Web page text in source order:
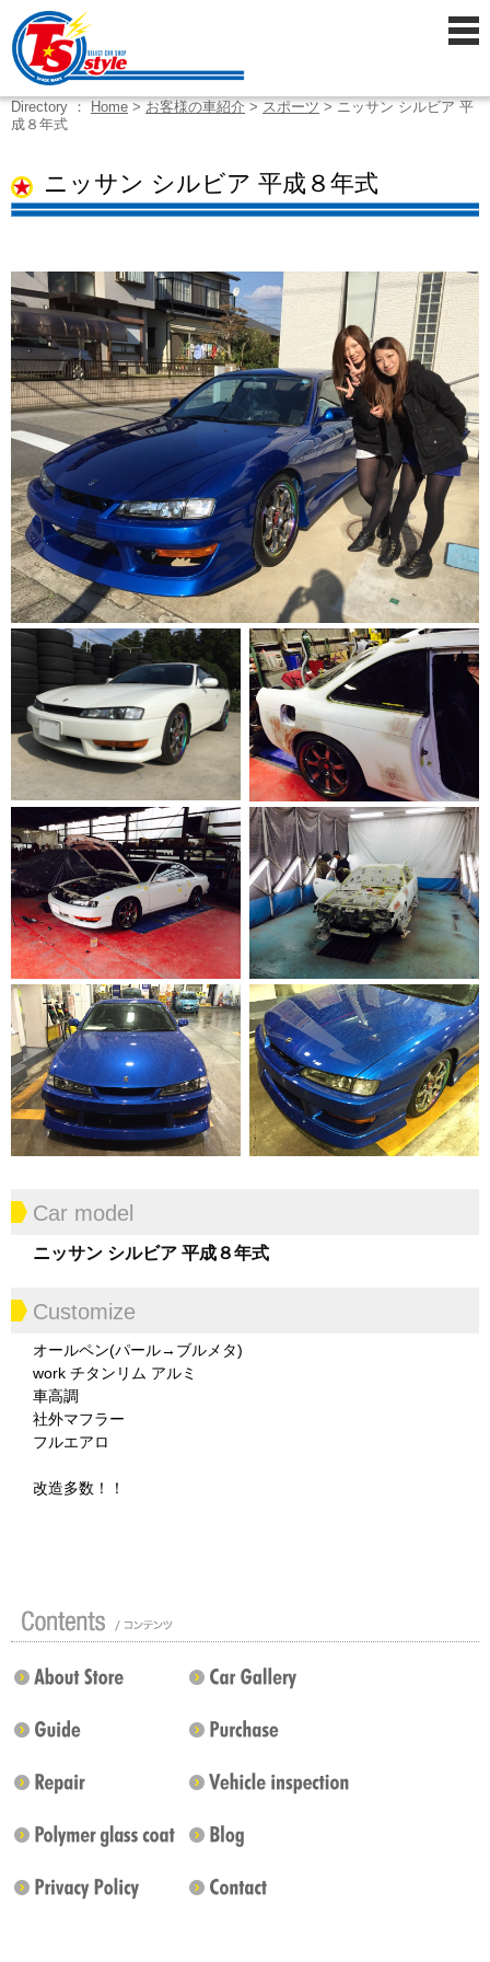
Directory ： Home > お客様の車紹介 > スポーツ > ニッサン シルビア 平
成８年式
ニッサン シルビア 平成８年式
Car model
ニッサン シルビア 平成８年式
Customize
オールペン(パール→ブルメタ)
work チタンリム アルミ
車高調
社外マフラー
フルエアロ
改造多数！！